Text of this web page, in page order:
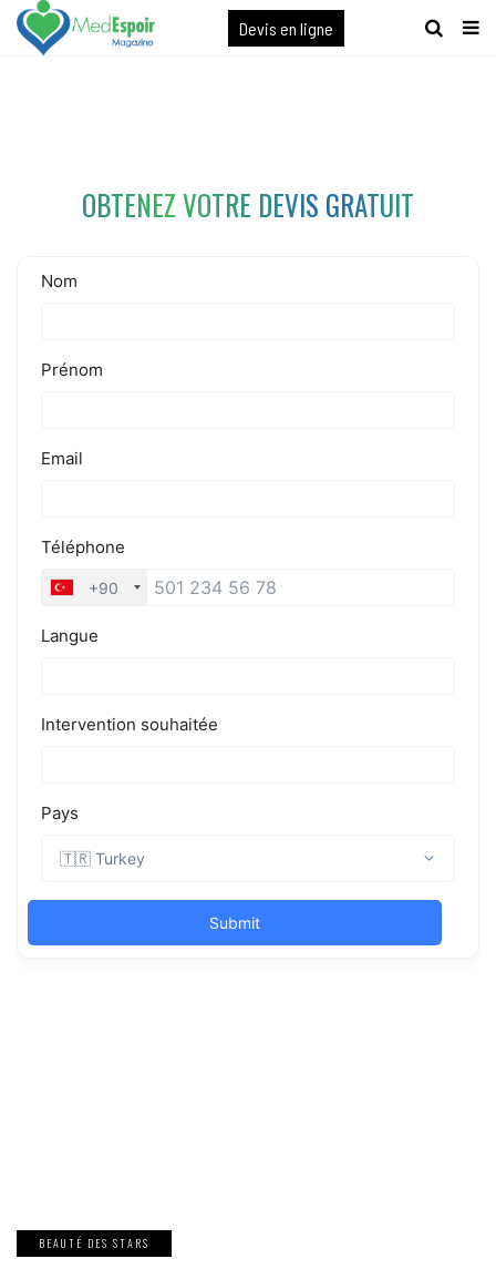
[maxbutton name="devis express"]
Devis en ligne
OBTENEZ VOTRE DEVIS GRATUIT
BEAUTÉ DES STARS